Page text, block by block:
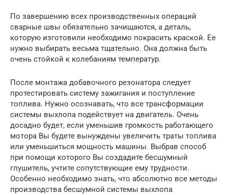
По завершению всех производственных операций
сварные швы обязательно зачищаются, а деталь,
которую изготовили необходимо покрасить краской. Ее
нужно выбирать весьма тщательно. Она должна быть
очень стойкой к колебаниям температур.
После монтажа добавочного резонатора следует
протестировать систему зажигания и поступление
топлива. Нужно осознавать, что все трансформации
системы выхлопа подействует на двигатель. Очень
досадно будет, если уменьшив громкость работающего
мотора Вы будете вынуждены увеличить траты топлива
или уменьшиться мощность машины. Выбрав способ
при помощи которого Вы создадите бесшумный
глушитель, учтите сопутствующие ему трудности.
Особенно необходимо знать, что абсолютно все методы
производства бесшумной системы выхлопа